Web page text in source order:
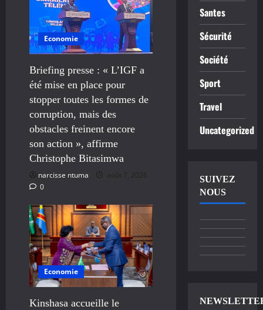
Economie
Briefing presse : « L’IGF a
été mise en place pour
stopper toutes les formes de
corruption, mais des
obstacles freinent encore
son action », affirme
Christophe Bitasimwa
narcisse ntuma
août 7, 2026
0
Economie
Kinshasa accueille le
Santes
Sécurité
Société
Sport
Travel
Uncategorized
SUIVEZ
NOUS